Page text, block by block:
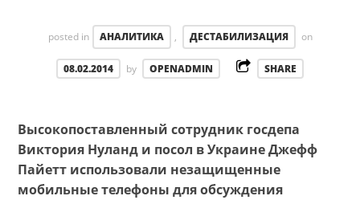
posted in АНАЛИТИКА , ДЕСТАБИЛИЗАЦИЯ on
08.02.2014 by OPENADMIN SHARE
Высокопоставленный сотрудник госдепа
Виктория Нуланд и посол в Украине Джефф
Пайетт использовали незащищенные
мобильные телефоны для обсуждения